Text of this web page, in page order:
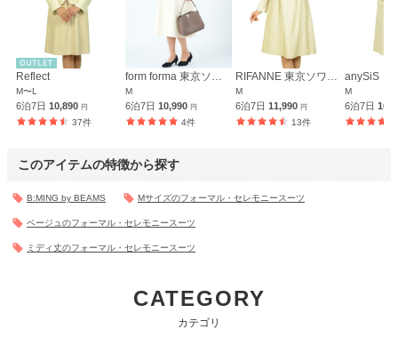
Reflect
M〜L
6泊7日 10,890 円
37件
form forma 東京ソワール
M
6泊7日10,990円
4件
RIFANNE 東京ソワール
M
6泊7日 11,990 円
13件
anySiS
M
6泊7日
このアイテムの特徴から探す
B:MING by BEAMS Mサイズのフォーマル・セレモニースーツ
ベージュのフォーマル・セレモニースーツ
ミディ丈のフォーマル・セレモニースーツ
CATEGORY
カテゴリ